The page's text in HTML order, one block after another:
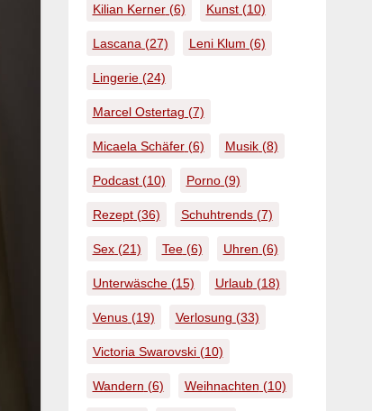
Kilian Kerner(6) Kunst(10)
Lascana (27) Leni Klum (6)
Lingerie(24)
Marcel Ostertag (7)
Micaela Schäfer(6) Musik(8)
Podcast(10) Porno(9)
Rezept(36) Schuhtrends(7)
Sex(21) Tee(6) Uhren (6)
Unterwäsche(15) Urlaub(18)
Venus(19) Verlosung (33)
Victoria Swarovski(10)
Wandern (6) Weihnachten (10)